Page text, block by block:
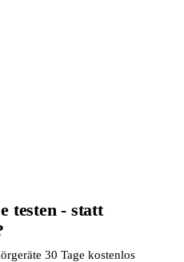
testen - statt
30 Tage kostenlos